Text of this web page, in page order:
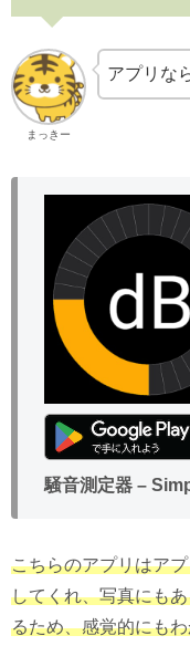
まっきー
アプリな
騒音測定器 –
こちらのアプリはア
してくれ、写真にも
るため、感覚的にも